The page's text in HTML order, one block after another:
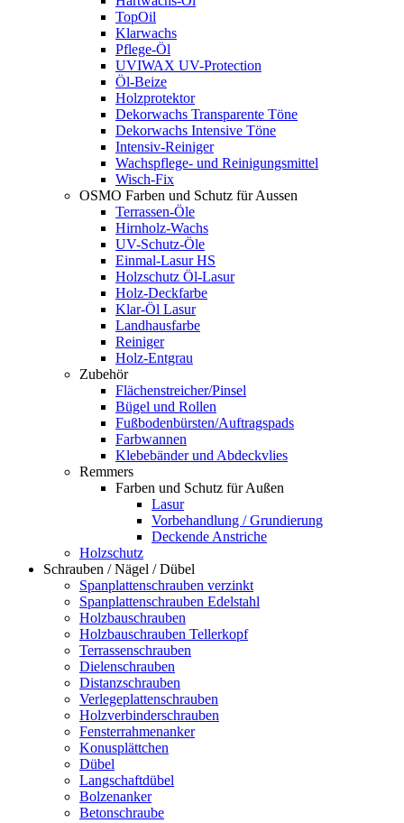
TopOil
Klarwachs
Pflege-Öl
UVIWAX UV-Protection
Öl-Beize
Holzprotektor
Dekorwachs Transparente Töne
Dekorwachs Intensive Töne
Intensiv-Reiniger
Wachspflege- und Reinigungsmittel
Wisch-Fix
OSMO Farben und Schutz für Aussen
Terrassen-Öle
Hirnholz-Wachs
UV-Schutz-Öle
Einmal-Lasur HS
Holzschutz Öl-Lasur
Holz-Deckfarbe
Klar-Öl Lasur
Landhausfarbe
Reiniger
Holz-Entgrau
Zubehör
Flächenstreicher/Pinsel
Bügel und Rollen
Fußbodenbürsten/Auftragspads
Farbwannen
Klebebänder und Abdeckvlies
Remmers
Farben und Schutz für Außen
Lasur
Vorbehandlung / Grundierung
Deckende Anstriche
Holzschutz
Schrauben / Nägel / Dübel
Spanplattenschrauben verzinkt
Spanplattenschrauben Edelstahl
Holzbauschrauben
Holzbauschrauben Tellerkopf
Terrassenschrauben
Dielenschrauben
Distanzschrauben
Verlegeplattenschrauben
Holzverbinderschrauben
Fensterrahmenanker
Konusplättchen
Dübel
Langschaftdübel
Bolzenanker
Betonschraube